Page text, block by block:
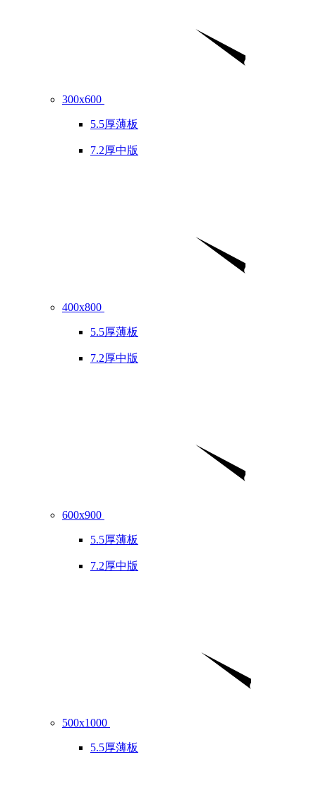
300x600
5.5厚薄板
7.2厚中版
400x800
5.5厚薄板
7.2厚中版
600x900
5.5厚薄板
7.2厚中版
500x1000
5.5厚薄板